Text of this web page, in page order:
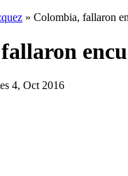
» Colombia, fallaron
4, Oct 2016